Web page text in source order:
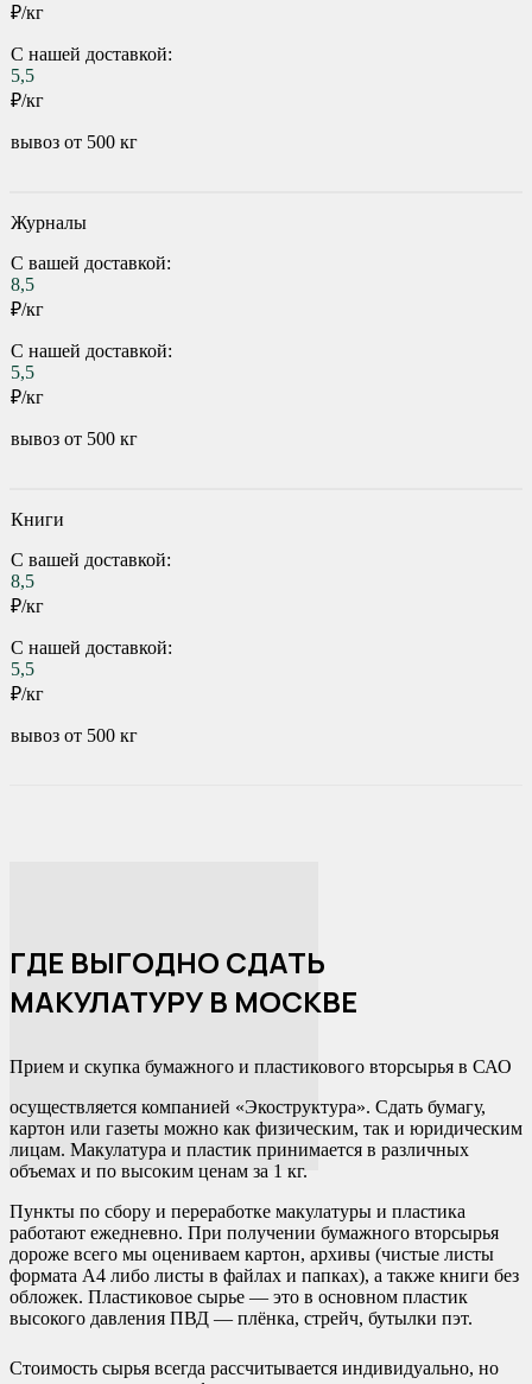
₽/кг
С нашей доставкой:
5,5
₽/кг
вывоз от 500 кг
Журналы
С вашей доставкой:
8,5
₽/кг
С нашей доставкой:
5,5
₽/кг
вывоз от 500 кг
Книги
С вашей доставкой:
8,5
₽/кг
С нашей доставкой:
5,5
₽/кг
вывоз от 500 кг
ГДЕ ВЫГОДНО СДАТЬ
МАКУЛАТУРУ В МОСКВЕ
Прием и скупка бумажного и пластикового вторсырья в САО
осуществляется компанией «Экоструктура». Сдать бумагу,
картон или газеты можно как физическим, так и юридическим
лицам. Макулатура и пластик принимается в различных
объемах и по высоким ценам за 1 кг.
Пункты по сбору и переработке макулатуры и пластика
работают ежедневно. При получении бумажного вторсырья
дороже всего мы оцениваем картон, архивы (чистые листы
формата А4 либо листы в файлах и папках), а также книги без
обложек. Пластиковое сырье — это в основном пластик
высокого давления ПВД — плёнка, стрейч, бутылки пэт.
Стоимость сырья всегда рассчитывается индивидуально, но